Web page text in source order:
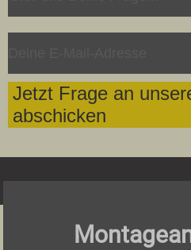
Jetzt Frage an
abschicken